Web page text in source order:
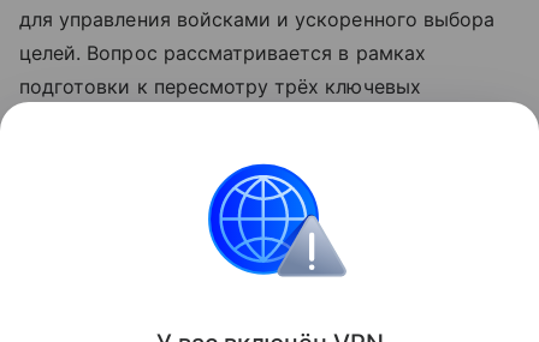
для управления войсками и ускоренного выбора
целей. Вопрос рассматривается в рамках
подготовки к пересмотру трёх ключевых
обновить до конца года.
Внешняя политика
Поделиться